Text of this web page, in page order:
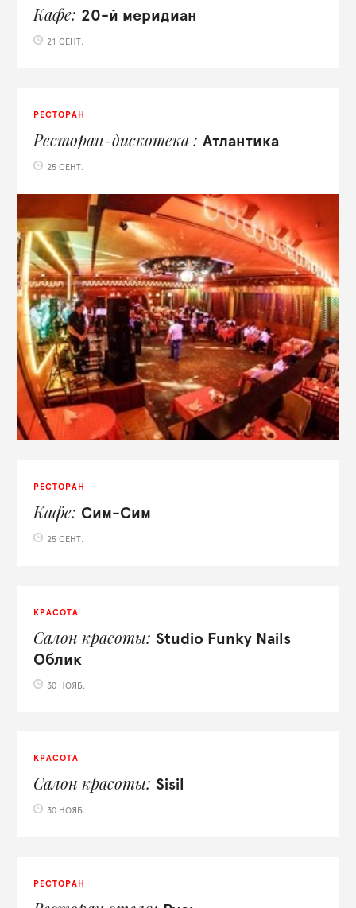
Кафе 20-й меридиан
21 СЕНТ.
РЕСТОРАН
Ресторан-дискотека Атлантика
25 СЕНТ.
РЕСТОРАН
Кафе Сим-Сим
25 СЕНТ.
КРАСОТА
Салон красоты
Studio Funky Nails
Облик
30 НОЯБ.
КРАСОТА
Салон красоты Sisil
30 НОЯБ.
РЕСТОРАН